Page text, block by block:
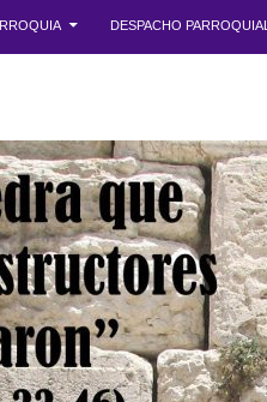
DESPACHO PARROQUIAL